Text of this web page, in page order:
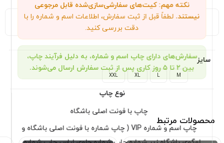
نکته مهم: کیت‌های سفارشی‌سازی‌شده قابل مرجوعی
نیستند. لطفاً قبل از ثبت سفارش، اطلاعات اسم و شماره را با
دقت بررسی کنید.
سفارش‌های دارای چاپ اسم و شماره، به دلیل فرآیند چاپ،
بین ۲ تا ۵ روز کاری پس از ثبت سفارش ارسال می‌شوند.
نوع چاپ
چاپ با فونت اصلی باشگاه
چاپ اسم و شماره VIP ( چاپ شماره با فونت اصلی باشگاه و
توضیحات تکمیلی نظرات (0)
سایز
M
L
XL
XXL
محصولات مرتبط